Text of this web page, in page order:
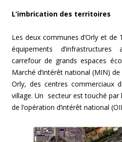
L’imbrication des territoires
Les deux communes d’Orly et de
équipements
carrefour de grands espaces
Marché d’intérêt national (MIN)
Orly, des centres commerciaux
village. Un secteur est touché par
de l’opération d’intérêt national